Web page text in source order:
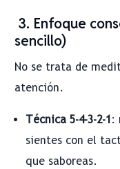
3. Enfoque
sencillo)
No se trata de
atención.
Técnica 5-4-3-2-1 :
sientes con el
que saboreas.